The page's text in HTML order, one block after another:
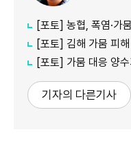
[포토] 농협, 폭염·가뭄
[포토] 김해 가뭄 피
[포토] 가뭄 대응 양수
기자의 다른기사